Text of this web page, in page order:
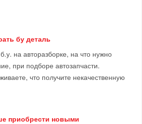
бу деталь
на авторазборке, на что нужно
при подборе автозапчасти.
что получите некачественную
приобрести новыми